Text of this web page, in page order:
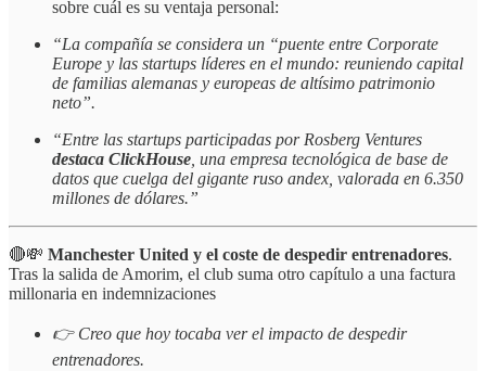
sobre cuál es su ventaja personal:
“La compañía se considera un “puente entre Corporate
Europe y las startups líderes en el mundo: reuniendo capital
de familias alemanas y europeas de altísimo patrimonio
neto”.
“Entre las startups participadas por Rosberg Ventures
destaca ClickHouse , una empresa tecnológica de base de
datos que cuelga del gigante ruso andex, valorada en 6.350
millones de dólares.”
🔴💸 Manchester United y el coste de despedir entrenadores.
Tras la salida de Amorim, el club suma otro capítulo a una factura
millonaria en indemnizaciones
👉 Creo que hoy tocaba ver el impacto de despedir
entrenadores.